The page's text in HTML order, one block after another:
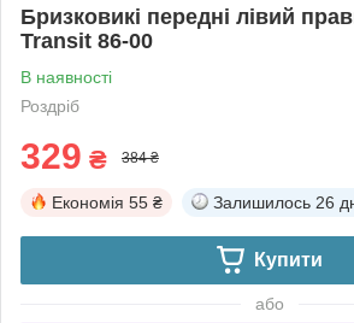
Бризковикі передні лівий
Transit 86-00
В наявності
Роздріб
329 ₴ 384 ₴
Економія 55 ₴ Залишилось 26
Купити
або